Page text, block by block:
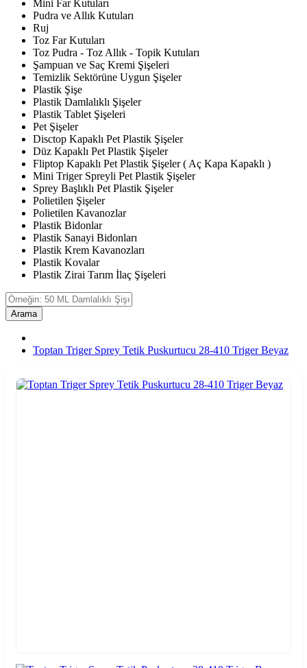
Mini Far Kutuları
Pudra ve Allık Kutuları
Ruj
Toz Far Kutuları
Toz Pudra - Toz Allık - Topik Kutuları
Şampuan ve Saç Kremi Şişeleri
Temizlik Sektörüne Uygun Şişeler
Plastik Şişe
Plastik Damlalıklı Şişeler
Plastik Tablet Şişeleri
Pet Şişeler
Disctop Kapaklı Pet Plastik Şişeler
Düz Kapaklı Pet Plastik Şişeler
Fliptop Kapaklı Pet Plastik Şişeler ( Aç Kapa Kapaklı )
Mini Triger Spreyli Pet Plastik Şişeler
Sprey Başlıklı Pet Plastik Şişeler
Polietilen Şişeler
Polietilen Kavanozlar
Plastik Bidonlar
Plastik Sanayi Bidonları
Plastik Krem Kavanozları
Plastik Kovalar
Plastik Zirai Tarım İlaç Şişeleri
Arama
Toptan Triger Sprey Tetik Puskurtucu 28-410 Triger Beyaz